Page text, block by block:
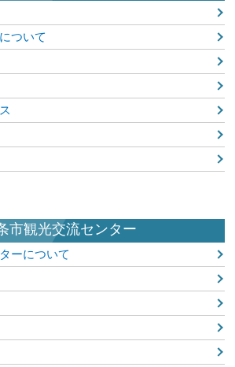
ついて
市観光交流センター
ーについて